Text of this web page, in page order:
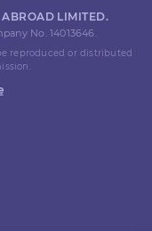
LIMITED.
No. 14013646.
reproduced or distributed